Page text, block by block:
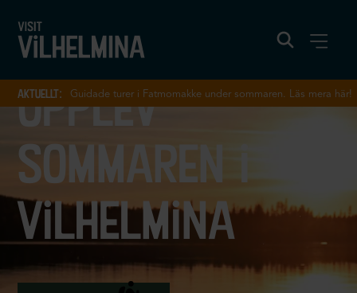
aktuellt: Guidade turer i Fatmomakke under sommaren. Läs mera här!
upplev
sommaren i
vilhelmina